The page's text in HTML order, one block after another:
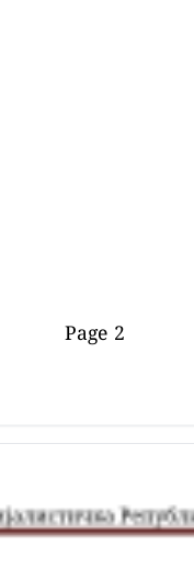
Page 2